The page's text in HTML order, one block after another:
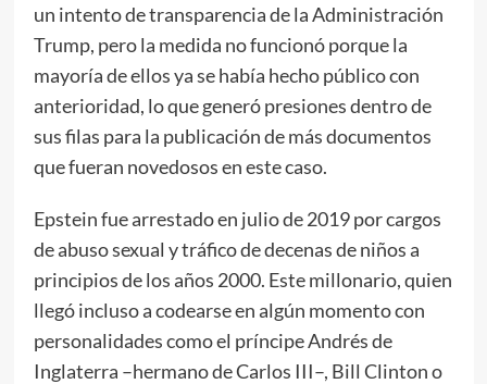
un intento de transparencia de la Administración
Trump, pero la medida no funcionó porque la
mayoría de ellos ya se había hecho público con
anterioridad, lo que generó presiones dentro de
sus filas para la publicación de más documentos
que fueran novedosos en este caso.
Epstein fue arrestado en julio de 2019 por cargos
de abuso sexual y tráfico de decenas de niños a
principios de los años 2000. Este millonario, quien
llegó incluso a codearse en algún momento con
personalidades como el príncipe Andrés de
Inglaterra –hermano de Carlos III–, Bill Clinton o